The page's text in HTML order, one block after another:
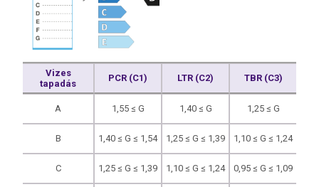
Vizes
tapadás
PCR (C1) LTR (C2) TBR (C3)
A 1,55 ≤ G 1,40 ≤ G 1,25 ≤ G
B 1,40 ≤ G ≤ 1,54 1,25 ≤ G ≤ 1,39 1,10 ≤ G ≤ 1,24
C 1,25 ≤ G ≤ 1,39 1,10 ≤ G ≤ 1,24 0,95 ≤ G ≤ 1,09